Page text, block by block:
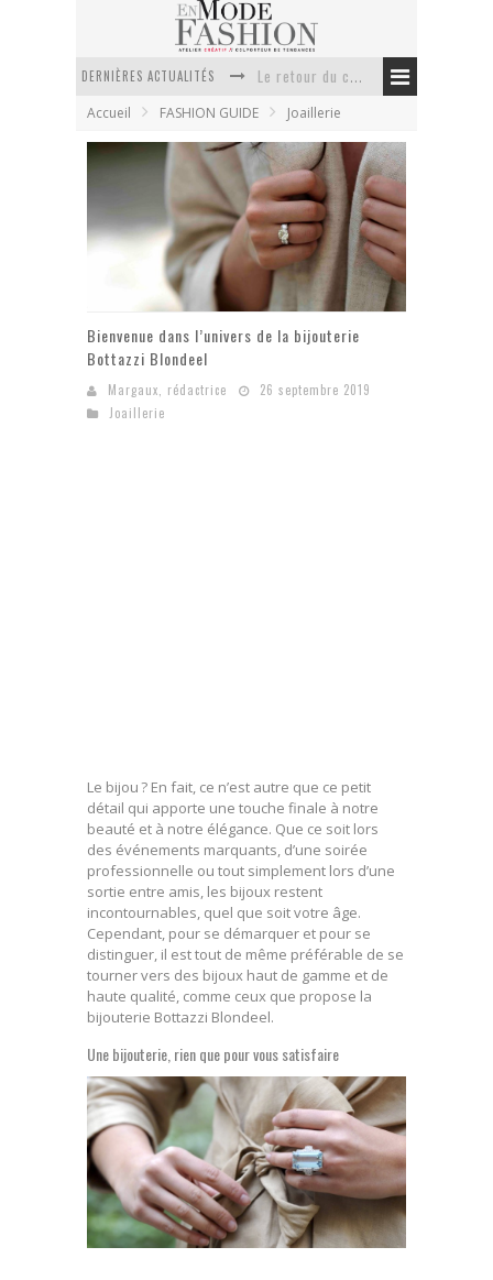
DERNIÈRES ACTUALITÉS
Le retour du cachemire version casual
La trousse de toilette : l’accessoire indispensable de voyage
Week-end spa en automne : quel maillot de bain choisir ?
Pourquoi le costume sur mesure à Paris est un incontournable de l’élégance contemporaine ?
Anti chute cheveux homme : quelles solutions pour renforcer sa chevelure ?
Accueil FASHION GUIDE Joaillerie
Bienvenue dans l’univers de la bijouterie
Bottazzi Blondeel
Margaux, rédactrice
26 septembre 2019
Joaillerie
Le bijou ? En fait, ce n’est autre que ce petit
détail qui apporte une touche finale à notre
beauté et à notre élégance. Que ce soit lors
des événements marquants, d’une soirée
professionnelle ou tout simplement lors d’une
sortie entre amis, les bijoux restent
incontournables, quel que soit votre âge.
Cependant, pour se démarquer et pour se
distinguer, il est tout de même préférable de se
tourner vers des bijoux haut de gamme et de
haute qualité, comme ceux que propose la
bijouterie Bottazzi Blondeel.
Une bijouterie, rien que pour vous satisfaire